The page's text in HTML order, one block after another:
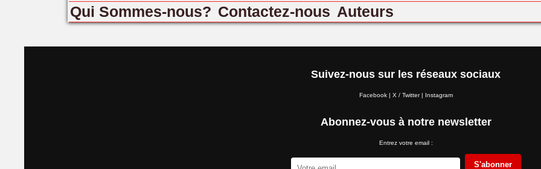
Qui Sommes-nous? Contactez-nous Auteurs
Suivez-nous sur les réseaux sociaux
Facebook | X / Twitter| Instagram
Abonnez-vous à notre newsletter
Entrez votre email :
S'abonner